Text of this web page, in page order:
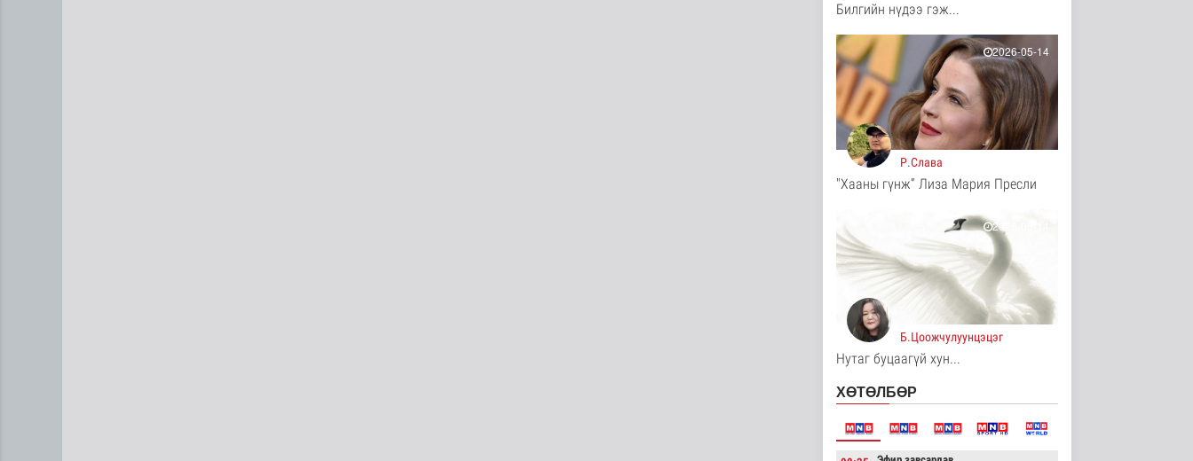
түлшний онцгой албан
Улс төр 15 цагийн өмнө
Авто замын барилгын
ажлын нийт гүйцэтгэл
74.5 ху..
Нийгэм
15 цаг 5 минутын өмнө
Увс аймагт тарваган
голомтын та..
Нийгэм
16 цаг 34 минутын өмнө
Нэгдүгээр ангийн
элсэлтийг E-Mongolia-
аар зохион..
Нийгэм
16 цаг 48 минутын өмнө
17 цаг 48 минутын өмнө
Билгийн нүдээ гэж...
2026-05-14
Р.Слава
"Хааны гүнж” Лиза Мария Пресли
2026-05-14
Б.Цоожчулуунцэцэг
Нутаг буцаагүй хун...
ХӨТӨЛБӨР